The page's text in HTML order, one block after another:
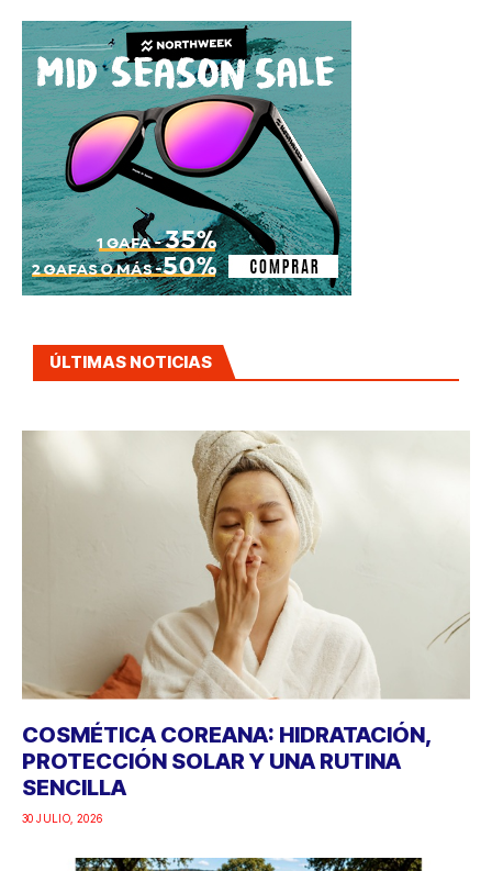
ÚLTIMAS NOTICIAS
COSMÉTICA COREANA: HIDRATACIÓN,
PROTECCIÓN SOLAR Y UNA RUTINA
SENCILLA
30 JULIO, 2026